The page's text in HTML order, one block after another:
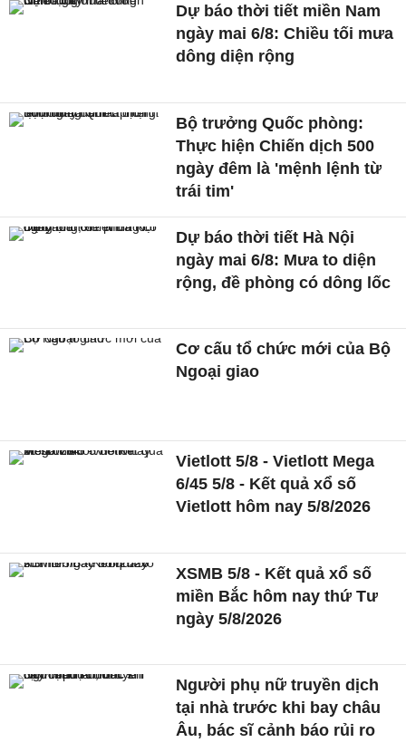
Dự báo thời tiết miền Nam
ngày mai 6/8: Chiều tối mưa
dông diện rộng
Bộ trưởng Quốc phòng:
Thực hiện Chiến dịch 500
ngày đêm là 'mệnh lệnh từ
trái tim'
Dự báo thời tiết Hà Nội
ngày mai 6/8: Mưa to diện
rộng, đề phòng có dông lốc
Cơ cấu tổ chức mới của Bộ
Ngoại giao
Vietlott 5/8 - Vietlott Mega
6/45 5/8 - Kết quả xổ số
Vietlott hôm nay 5/8/2026
XSMB 5/8 - Kết quả xổ số
miền Bắc hôm nay thứ Tư
ngày 5/8/2026
Người phụ nữ truyền dịch
tại nhà trước khi bay châu
Âu, bác sĩ cảnh báo rủi ro